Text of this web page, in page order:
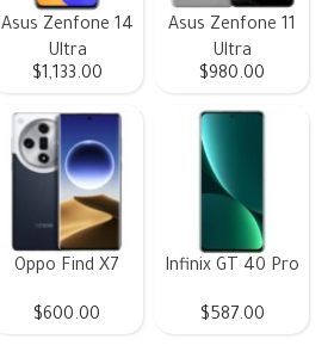
Asus Zenfone 11
Ultra
$980.00
Asus Zenfone 14
Ultra
$1,133.00
Infinix GT 40 Pro
$587.00
Oppo Find X7
$600.00